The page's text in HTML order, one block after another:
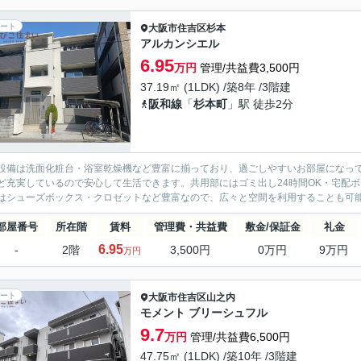
ト 大阪市住吉区杉本
アルカンシエル
6.95万円 管理/共益費3,500円
37.19㎡ (1LDK) /築8年 /3階建
阪和線 「杉本町」駅 徒歩2分
備は洗面化粧台・浴室乾燥機など豊富に揃っており、過ごしやすいお部屋にな
充実しているので安心して生活できます。共用部にはゴミ出し24時間OK・宅配
シューズボックス・クロゼットなど豊富なので、広々と空間を利用することも
屋番号 所在階 賃料 管理費・共益費 敷金/保証金 礼金
- 2階 6.95万円 3,500円 0万円 9万円
ト 大阪市住吉区山之内
モメント ブリーシュフル
9.7万円 管理/共益費6,500円
47.75㎡ (1LDK) /築10年 /3階建